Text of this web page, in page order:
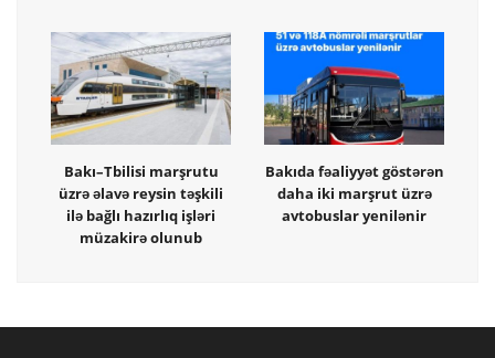
Bakı–Tbilisi marşrutu
üzrə əlavə reysin təşkili
ilə bağlı hazırlıq işləri
müzakirə olunub
Bakıda fəaliyyət göstərən
daha iki marşrut üzrə
avtobuslar yenilənir